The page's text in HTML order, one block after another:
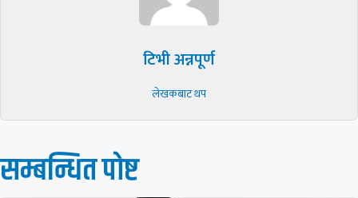
टिभी अन्नपूर्ण
लेखकबाट थप
सम्बन्धित पाेष्ट